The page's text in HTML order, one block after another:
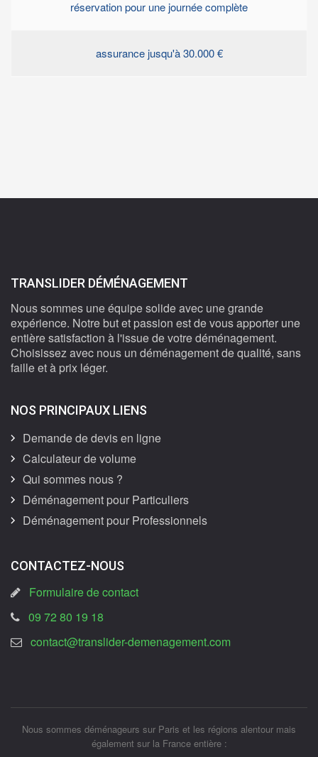
réservation pour une journée complète
assurance jusqu'à 30.000 €
TRANSLIDER DÉMÉNAGEMENT
Nous sommes une équipe solide avec une grande
expérience. Notre but et passion est de vous apporter une
entière satisfaction à l'issue de votre déménagement.
Choisissez avec nous un déménagement de qualité, sans
faille et à prix léger.
NOS PRINCIPAUX LIENS
Demande de devis en ligne
Calculateur de volume
Qui sommes nous ?
Déménagement pour Particuliers
Déménagement pour Professionnels
CONTACTEZ-NOUS
Formulaire de contact
09 72 80 19 18
contact@translider-demenagement.com
Nous sommes déménageurs sur Paris et les régions alentour mais
également sur la France entière :